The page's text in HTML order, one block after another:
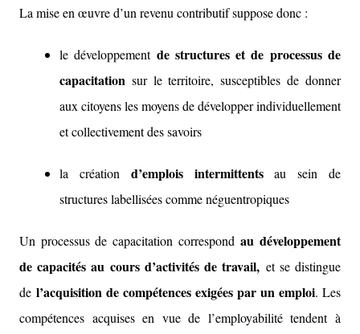
La mise en œuvre d’un revenu contributif suppose donc :
le développement de structures et de processus de
capacitationsur le territoire, susceptibles de donner
aux citoyens les moyens de développer individuellement
et collectivement des savoirs
la création d’emplois intermittentsau sein de
structures labellisées comme néguentropiques
Un processus de capacitation correspondau développement
de capacités au cours d’activités de travail, et se distingue
de l’acquisition de compétences exigées par un emploi. Les
compétences acquises en vue de l’employabilité tendent à